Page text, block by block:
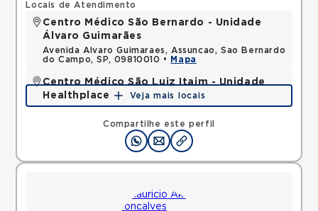
Compartilhe este perfil
Locais de Atendimento
Centro Médico São Bernardo - Unidade
Álvaro Guimarães
Avenida Alvaro Guimaraes, Assuncao, Sao Bernardo
do Campo, SP, 09810010 •
Mapa
Centro Médico São Luiz Itaim - Unidade
Healthplace
Rua Doutor Alceu de Campos Rodrigues, Vila Nova
Conceicao, Sao Paulo, SP, 04544000 •
Veja mais locais